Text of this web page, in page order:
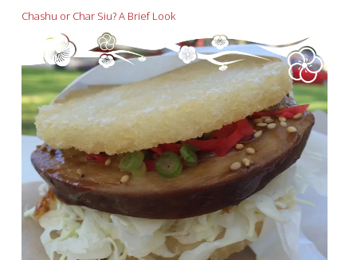
Chashu or Char Siu? A Brief Look